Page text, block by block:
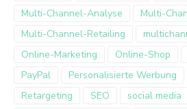
Multi-Channel-Analyse
Multi-
Multi-Channel-Retailing
Online-Marketing
Online-Shop
PayPal
Personalisierte Werbung
Retargeting
SEO
social media